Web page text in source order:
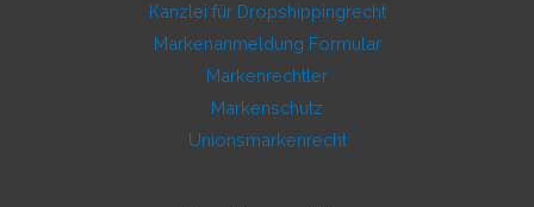
Kanzlei für Dropshippingrecht
Markenanmeldung Formular
Markenrechtler
Markenschutz
Unionsmarkenrecht